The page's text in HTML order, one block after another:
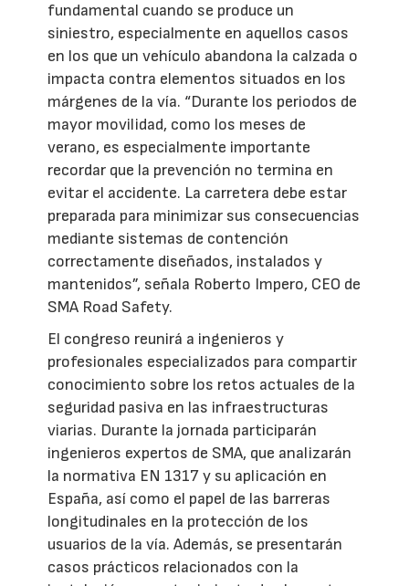
fundamental cuando se produce un
siniestro, especialmente en aquellos casos
en los que un vehículo abandona la calzada o
impacta contra elementos situados en los
márgenes de la vía. “Durante los periodos de
mayor movilidad, como los meses de
verano, es especialmente importante
recordar que la prevención no termina en
evitar el accidente. La carretera debe estar
preparada para minimizar sus consecuencias
mediante sistemas de contención
correctamente diseñados, instalados y
mantenidos”, señala Roberto Impero, CEO de
SMA Road Safety.
El congreso reunirá a ingenieros y
profesionales especializados para compartir
conocimiento sobre los retos actuales de la
seguridad pasiva en las infraestructuras
viarias. Durante la jornada participarán
ingenieros expertos de SMA, que analizarán
la normativa EN 1317 y su aplicación en
España, así como el papel de las barreras
longitudinales en la protección de los
usuarios de la vía. Además, se presentarán
casos prácticos relacionados con la